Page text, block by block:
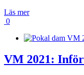
Läs mer
0
VM 2021: